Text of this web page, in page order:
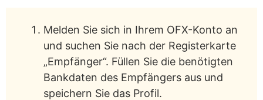
Melden Sie sich in Ihrem OFX-Konto an
und suchen Sie nach der Registerkarte
„Empfänger“. Füllen Sie die benötigten
Bankdaten des Empfängers aus und
speichern Sie das Profil.